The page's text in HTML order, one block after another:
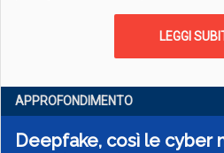
LEGGI
APPROFONDIMENTO
Deepfake, così le cyber